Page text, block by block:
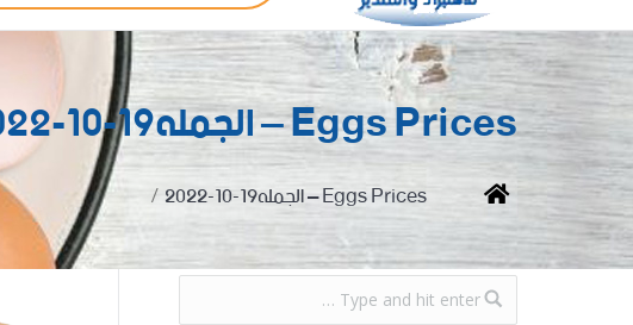
Eggs Prices – الجمله19-10-2022
You are here:
Home Eggs Prices – الجمله19-10-2022